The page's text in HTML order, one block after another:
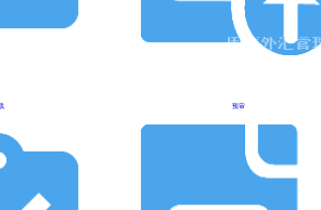
预审